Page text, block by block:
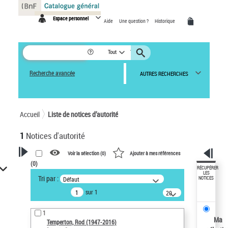
Espace personnel Aide Une question ? Historique
Tout
Recherche avancée AUTRES RECHERCHES
Accueil Liste de notices d’autorité
1 Notices d'autorité
VOTRE RECHERCHE
Recherche avancée dans les
notices d’autorité
Œuvres liées à l'auteur :
Temperton, Rod (1947-2016)
Voir la sélection (0) Ajouter à mes références
(0)
Tri par : Défaut
sur 1
20
résultats/page
1
Temperton, Rod (1947-2016)
RÉCUPÉRER
LES
NOTICES
Ma
Panneau de gestion des cookies